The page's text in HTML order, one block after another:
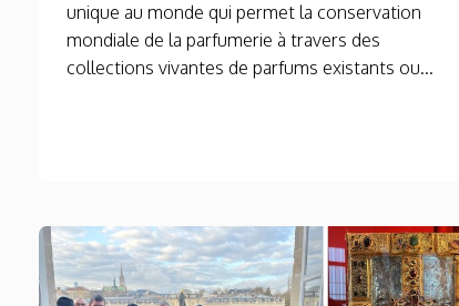
unique au monde qui permet la conservation
mondiale de la parfumerie à travers des
collections vivantes de parfums existants ou...